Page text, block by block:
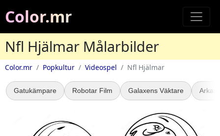
Color.mr
Nfl Hjälmar Målarbilder
Color.mr Popkultur Videospel Nfl Hjälmar
Gatukämpare Robotar Film Galaxens Väktare Arkan